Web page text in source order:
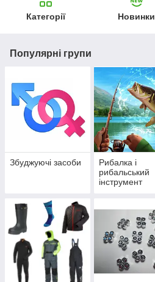
Категорії Новинки
Популярні групи
Збуджуючі засоби
Рибалка і
рибальський
інструмент